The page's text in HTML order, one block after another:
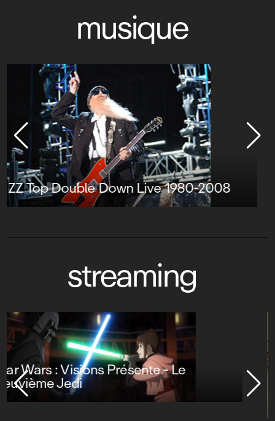
musique
Tupac : Live at the House of Blues
streaming